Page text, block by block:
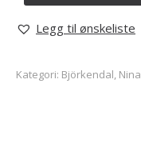
Legg til ønskeliste
Kategori: Björkendal, Nina